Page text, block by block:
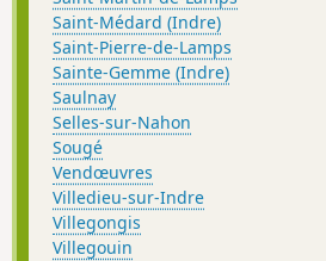
Saint-Médard (Indre)
Saint-Pierre-de-Lamps
Sainte-Gemme (Indre)
Saulnay
Selles-sur-Nahon
Sougé
Vendœuvres
Villedieu-sur-Indre
Villegongis
Villegouin